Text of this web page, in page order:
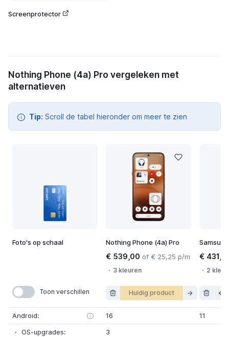
Screenprotector
Nothing Phone (4a) Pro vergeleken met
alternatieven
Tip: Scroll de tabel hieronder om meer te zien
Foto's op schaal Nothing Phone (4a) Pro
€ 539,00 of € 25,25 p/m
3 kleuren
€
2
Toon verschillen Huidig product
Android: 16
11
OS-upgrades:
3